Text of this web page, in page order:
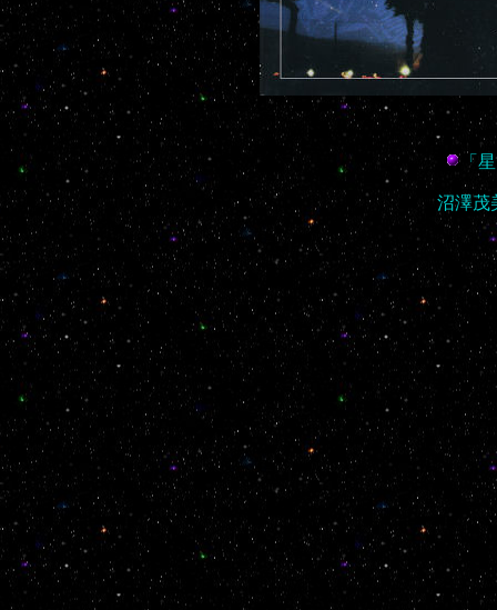
「
沼澤